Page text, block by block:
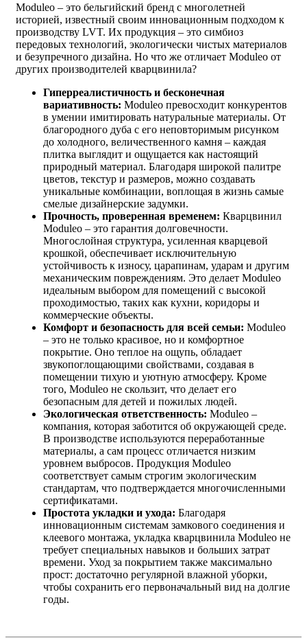
Moduleo – это бельгийский бренд с многолетней
историей, известный своим инновационным подходом к
производству LVT. Их продукция – это симбиоз
передовых технологий, экологически чистых материалов
и безупречного дизайна. Но что же отличает Moduleo от
других производителей кварцвинила?
Гиперреалистичность и бесконечная
вариативность: Moduleo превосходит конкурентов
в умении имитировать натуральные материалы. От
благородного дуба с его неповторимым рисунком
до холодного, величественного камня – каждая
плитка выглядит и ощущается как настоящий
природный материал. Благодаря широкой палитре
цветов, текстур и размеров, можно создавать
уникальные комбинации, воплощая в жизнь самые
смелые дизайнерские задумки.
Прочность, проверенная временем: Кварцвинил
Moduleo – это гарантия долговечности.
Многослойная структура, усиленная кварцевой
крошкой, обеспечивает исключительную
устойчивость к износу, царапинам, ударам и другим
механическим повреждениям. Это делает Moduleo
идеальным выбором для помещений с высокой
проходимостью, таких как кухни, коридоры и
коммерческие объекты.
Комфорт и безопасность для всей семьи: Moduleo
– это не только красивое, но и комфортное
покрытие. Оно теплое на ощупь, обладает
звукопоглощающими свойствами, создавая в
помещении тихую и уютную атмосферу. Кроме
того, Moduleo не скользит, что делает его
безопасным для детей и пожилых людей.
Экологическая ответственность: Moduleo –
компания, которая заботится об окружающей среде.
В производстве используются переработанные
материалы, а сам процесс отличается низким
уровнем выбросов. Продукция Moduleo
соответствует самым строгим экологическим
стандартам, что подтверждается многочисленными
сертификатами.
Простота укладки и ухода: Благодаря
инновационным системам замкового соединения и
клеевого монтажа, укладка кварцвинила Moduleo не
требует специальных навыков и больших затрат
времени. Уход за покрытием также максимально
прост: достаточно регулярной влажной уборки,
чтобы сохранить его первоначальный вид на долгие
годы.